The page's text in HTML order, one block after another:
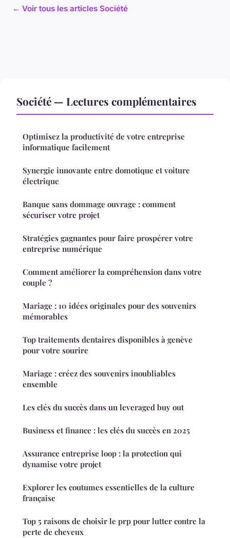
← Voir tous les articles Société
Société — Lectures complémentaires
Optimisez la productivité de votre entreprise
informatique facilement
Synergie innovante entre domotique et voiture
électrique
Banque sans dommage ouvrage : comment
sécuriser votre projet
Stratégies gagnantes pour faire prospérer votre
entreprise numérique
Comment améliorer la compréhension dans votre
couple ?
Mariage : 10 idées originales pour des souvenirs
mémorables
Top traitements dentaires disponibles à genève
pour votre sourire
Mariage : créez des souvenirs inoubliables
ensemble
Les clés du succès dans un leveraged buy out
Business et finance : les clés du succès en 2025
Assurance entreprise loop : la protection qui
dynamise votre projet
Explorer les coutumes essentielles de la culture
française
Top 5 raisons de choisir le prp pour lutter contre la
perte de cheveux